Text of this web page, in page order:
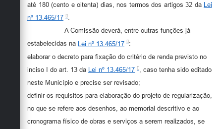
até 180 (cento e oitenta) dias, nos termos dos artigos 32 da
Lei
nº 13.465/17
.
A Comissão deverá, entre outras funções já
estabelecidas na Lei nº 13.465/17
:
elaborar o decreto para fixação do critério de renda previsto no
inciso I do art. 13 da
Lei nº 13.465/17
, caso tenha sido editado
neste Município e precise ser revisado;
definir os requisitos para elaboração do projeto de regularização,
no que se refere aos desenhos, ao memorial descritivo e ao
cronograma físico de obras e serviços a serem realizados, se